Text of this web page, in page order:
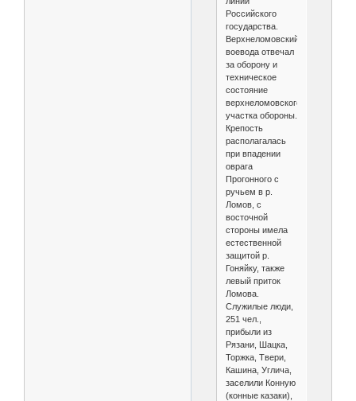
Российского
государства.
Верхнеломовский
воевода отвечал
за оборону и
техническое
состояние
верхнеломовского
участка обороны.
Крепость
располагалась
при впадении
оврага
Прогонного с
ручьем в р.
Ломов, с
восточной
стороны имела
естественной
защитой р.
Гоняйку, также
левый приток
Ломова.
Служилые люди,
251 чел.,
прибыли из
Рязани, Шацка,
Торжка, Твери,
Кашина, Углича,
заселили Конную
(конные казаки),